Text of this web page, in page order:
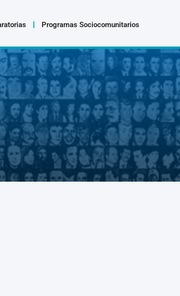
Programas Sociocomunitarios